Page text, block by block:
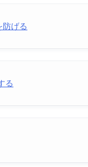
防げる
る